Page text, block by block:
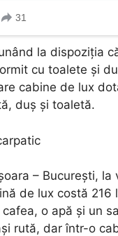
la dispoziţia
cu toalete şi
cabine de lux
duş şi toaletă.
– Bucureşti, la
de lux costă 216
o apă şi un
rută, dar într-o